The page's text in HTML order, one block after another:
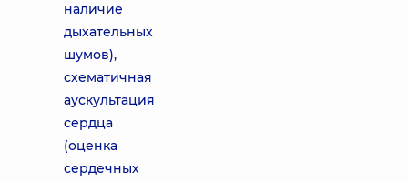
наличие
дыхательных
шумов),
схематичная
аускультация
сердца
(оценка
сердечных